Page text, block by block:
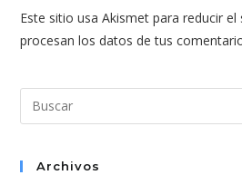
comentar
web
(opcional)
Este sitio usa Akismet para reducir
procesan los datos de tus
Archivos